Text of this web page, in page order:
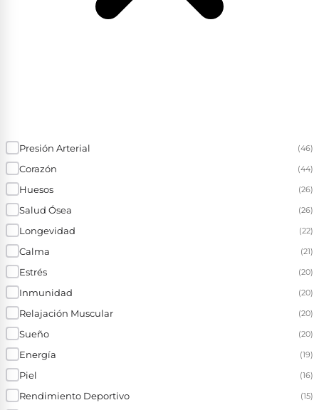
Presión Arterial (46)
Corazón (44)
Huesos (26)
Salud Ósea (26)
Longevidad (22)
Calma (21)
Estrés (20)
Inmunidad (20)
Relajación Muscular (20)
Sueño (20)
Energía (19)
Piel (16)
Rendimiento Deportivo (15)